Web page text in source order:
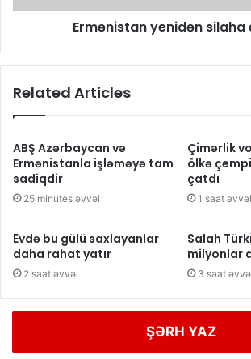
Ermənistan yenidən silaha
Related Articles
ABŞ Azərbaycan və
Ermənistanla işləməyə tam
sadiqdir
25 minutes əvvəl
Çimərlik
ölkə
çatdı
1 saat əvvəl
Evdə bu gülü saxlayanlar
daha rahat yatır
2 saat əvvəl
Salah
milyonlar
3 saat
ŞƏRH YAZ